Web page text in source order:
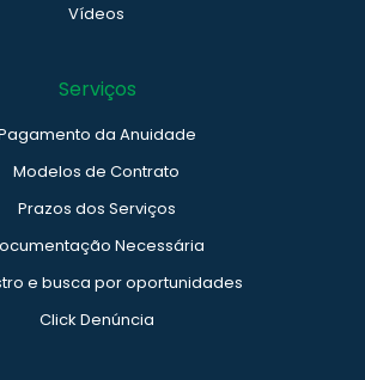
Vídeos
Serviços
da Anuidade
Modelos de Contrato
Prazos dos Serviços
Necessária
e busca por oportunidades
Click Denúncia